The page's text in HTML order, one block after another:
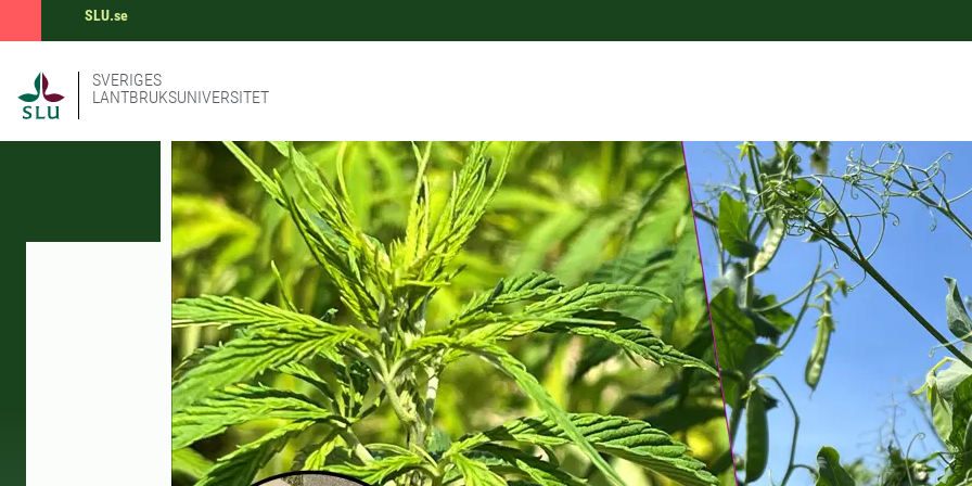
SLU.se
SVERIGES
LANTBRUKSUNIVERSITET